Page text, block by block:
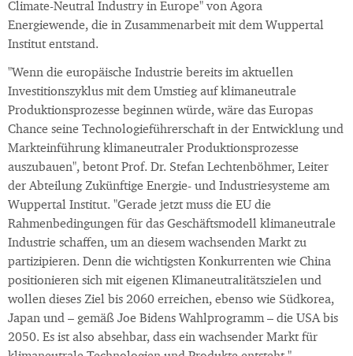
Climate-Neutral Industry in Europe" von Agora
Energiewende, die in Zusammenarbeit mit dem Wuppertal
Institut entstand.
"Wenn die europäische Industrie bereits im aktuellen
Investitionszyklus mit dem Umstieg auf klimaneutrale
Produktionsprozesse beginnen würde, wäre das Europas
Chance seine Technologieführerschaft in der Entwicklung und
Markteinführung klimaneutraler Produktionsprozesse
auszubauen", betont Prof. Dr. Stefan Lechtenböhmer, Leiter
der Abteilung Zukünftige Energie- und Industriesysteme am
Wuppertal Institut. "Gerade jetzt muss die EU die
Rahmenbedingungen für das Geschäftsmodell klimaneutrale
Industrie schaffen, um an diesem wachsenden Markt zu
partizipieren. Denn die wichtigsten Konkurrenten wie China
positionieren sich mit eigenen Klimaneutralitätszielen und
wollen dieses Ziel bis 2060 erreichen, ebenso wie Südkorea,
Japan und – gemäß Joe Bidens Wahlprogramm – die USA bis
2050. Es ist also absehbar, dass ein wachsender Markt für